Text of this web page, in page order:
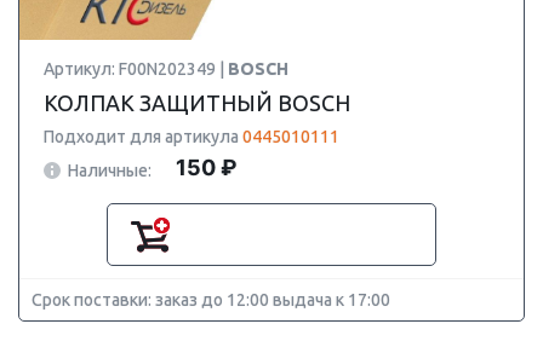
Артикул: F00N202349 | BOSCH
КОЛПАК ЗАЩИТНЫЙ BOSCH
Подходит для артикула 0445010111
Наличные:
150 ₽
Срок поставки: заказ до 12:00 выдача к 17:00